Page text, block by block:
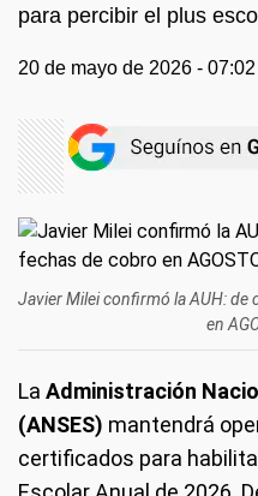
para percibir el plus
20 de mayo de 2026 - 07:02
Javier Milei confirmó la AUH: de
en
La Administración
(ANSES) mantendrá
certificados para